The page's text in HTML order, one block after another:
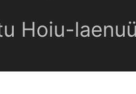
Hoiu-